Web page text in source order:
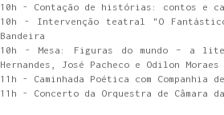
10h - Contação de histórias: contos e
10h - Intervenção teatral "O
Bandeira
10h - Mesa: Figuras do mundo – a
Hernandes, José Pacheco e Odilon Moraes
11h - Caminhada Poética com
11h - Concerto da Orquestra de Câmara